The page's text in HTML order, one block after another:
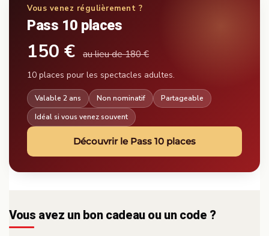
Vous venez régulièrement ?
Pass 10 places
150 € au lieu de 180 €
10 places pour les spectacles adultes.
Valable 2 ans Non nominatif
Partageable
Idéal si vous venez souvent
Découvrir le Pass 10 places
Vous avez un bon cadeau ou un code ?